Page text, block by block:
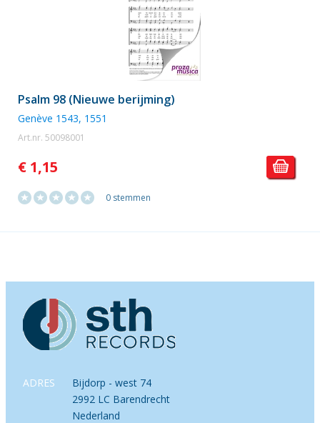
Psalm 98 (Nieuwe berijming)
Genève 1543, 1551
Art.nr. 50098001
€ 1,15
0 stemmen
ADRES
Bijdorp - west 74
2992 LC Barendrecht
Nederland